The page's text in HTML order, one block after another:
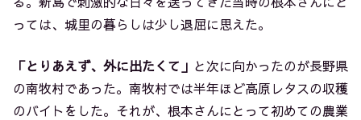
っては、城里の暮らしは少し退屈に思えた。
「とりあえず、外に出たくて」 と次に向かったのが長野県
の南牧村であった。南牧村では半年ほど高原レタスの収穫
のバイトをした。それが、根本さんにとって初めての農業